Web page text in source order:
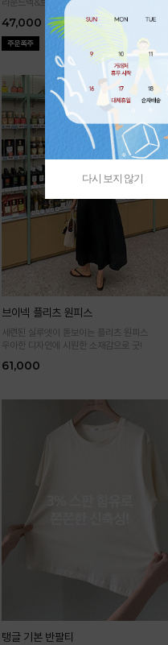
47,000
브이넥 플리츠 원피스
세련된 실루엣이 돋보이는 플리츠 원피스
우아한 디자인에 시원한 소재감으로 굿!
61,000
탱글 기본 반팔티
다시 보지 않기